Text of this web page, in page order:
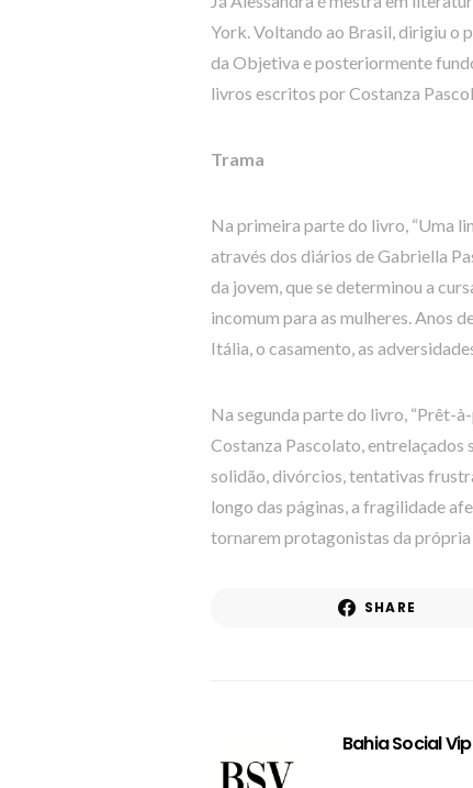
York. Voltando ao Brasil, dirigiu o
da Objetiva e posteriormente
livros escritos por Costanza
Trama
Na primeira parte do livro, “Uma
através dos diários de Gabriella
da jovem, que se determinou a
incomum para as mulheres. Anos
Itália, o casamento, as
Na segunda parte do livro, “Prêt-
Costanza Pascolato, entrelaçados
solidão, divórcios, tentativas
longo das páginas, a fragilidade
tornarem protagonistas da
SHARE
Bahia Social Vip